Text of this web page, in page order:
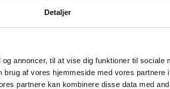
Detaljer
annoncer, til at vise dig funktioner til sociale
af vores hjemmeside med vores partnere
partnere kan kombinere disse data med